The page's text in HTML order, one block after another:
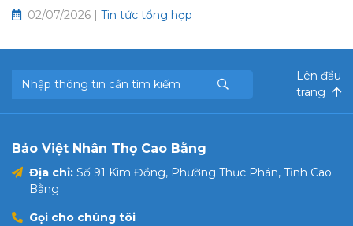
chung và hưu trí tự nguyện
02/07/2026 | Tin tức tổng hợp
Lên đầu
trang
Bảo Việt Nhân Thọ Cao Bằng
Địa chỉ: Số 91 Kim Đồng, Phường Thục Phán, Tỉnh Cao
Bằng
Gọi cho chúng tôi